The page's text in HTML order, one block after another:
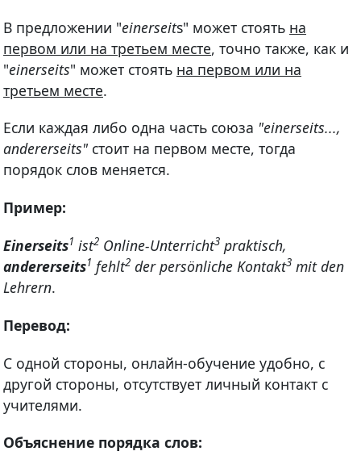
В предложении "еinerseits" может стоять на
первом или на третьем месте, точно также, как и
"еinerseits" может стоять на первом или на
третьем месте.
Если каждая либо одна часть союза "einerseits...,
andererseits" стоит на первом месте, тогда
порядок слов меняется.
Пример:
Einerseits1 ist2 Online-Unterricht3 praktisch,
andererseits1 fehlt2 der persönliche Kontakt3 mit den
Lehrern.
Перевод:
С одной стороны, онлайн-обучение удобно, с
другой стороны, отсутствует личный контакт с
учителями.
Объяснение порядка слов: